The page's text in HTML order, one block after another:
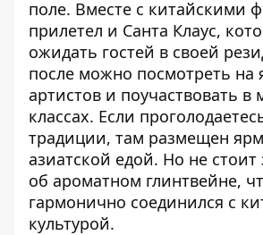
поле. Вместе с китайскими
прилетел и Санта Клаус,
ожидать гостей в своей
после можно посмотреть на
артистов и поучаствовать в
классах. Если
традиции, там размещен
азиатской едой. Но не стоит
об ароматном глинтвейне,
гармонично соединился с
культурой.